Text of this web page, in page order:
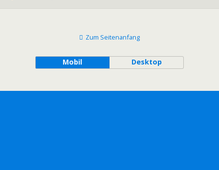
Zum Seitenanfang
Mobil Desktop